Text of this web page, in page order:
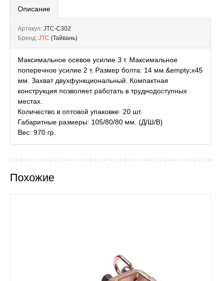
Описание
Артикул: JTC-C302
Бренд: JTC (Тайвань)
Максимальное осевое усилие З т. Максимальное
поперечное усилие 2 т. Размер болта: 14 мм.&empty;х45
мм. Захват двухфункциональный. Компактная
конструкция позволяет работать в труднодоступных
местах.
Количество в оптовой упаковке: 20 шт.
Габаритные размеры: 105/80/80 мм. (Д/Ш/В)
Вес: 970 гр.
Похожие